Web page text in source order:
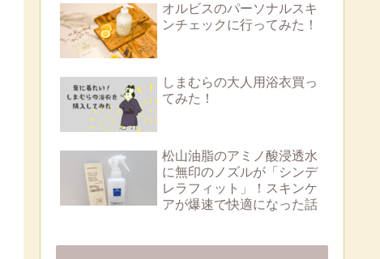
オルビスのパーソナルスキ
ンチェックに行ってみた！
しまむらの大人用浴衣買っ
てみた！
松山油脂のアミノ酸浸透水
に無印のノズルが「シンデ
レラフィット」！スキンケ
アが爆速で快適になった話